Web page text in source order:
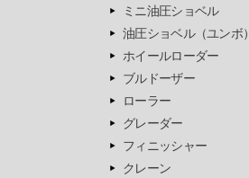
ミニ油圧ショベル
油圧ショベル（ユンボ）
ホイールローダー
ブルドーザー
ローラー
グレーダー
フィニッシャー
クレーン